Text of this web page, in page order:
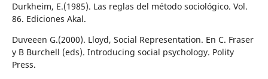
Durkheim, E.(1985). Las reglas del método sociológico. Vol.
86. Ediciones Akal.
Duveeen G.(2000). Lloyd, Social Representation. En C. Fraser
y B Burchell (eds). Introducing social psychology. Polity
Press.